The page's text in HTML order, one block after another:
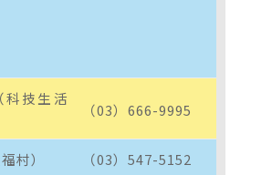
技生活
（03）666-9995
村）
（03）547-5152